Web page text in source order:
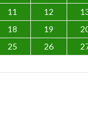
11 12
18 19
25 26